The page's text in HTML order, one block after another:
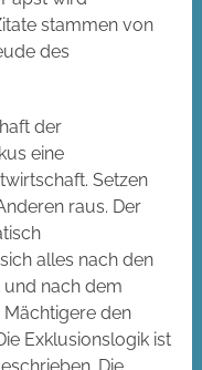
stammen von
des
der
eine
Setzen
raus. Der
alles nach den
und nach dem
Mächtigere den
Exklusionslogik ist